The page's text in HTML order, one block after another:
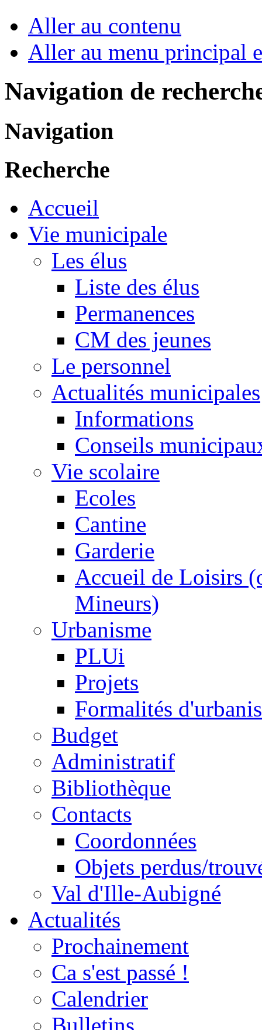
Aller au contenu
Aller au menu principal
Navigation de
Navigation
Recherche
Accueil
Vie municipale
Les élus
Liste des élus
Permanences
CM des jeunes
Le personnel
Actualités municipales
Informations
Conseils
Vie scolaire
Ecoles
Cantine
Garderie
Accueil de Loisirs
Mineurs)
Urbanisme
PLUi
Projets
Formalités
Budget
Administratif
Bibliothèque
Contacts
Coordonnées
Objets perdus/
Val d'Ille-Aubigné
Actualités
Prochainement
Ca s'est passé !
Calendrier
Bulletins